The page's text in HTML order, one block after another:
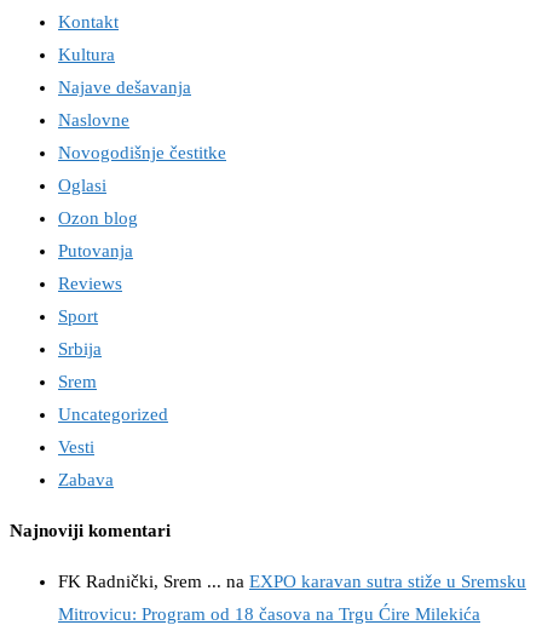
Kontakt
Kultura
Najave dešavanja
Naslovne
Novogodišnje čestitke
Oglasi
Ozon blog
Putovanja
Reviews
Sport
Srbija
Srem
Uncategorized
Vesti
Zabava
Najnoviji komentari
FK Radnički, Srem ... na EXPO karavan sutra stiže u Sremsku
Mitrovicu: Program od 18 časova na Trgu Ćire Milekića